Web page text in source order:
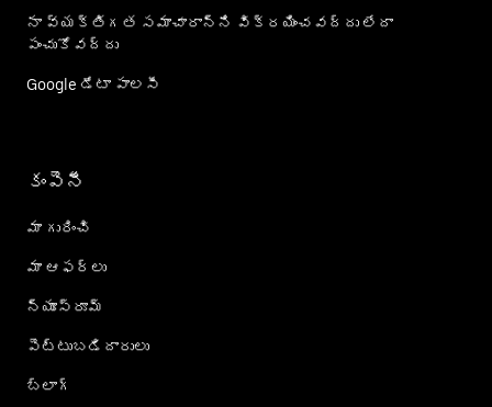
నా వ్యక్తిగత సమాచారాన్ని విక్రయించవద్దు లేదా
పంచుకోవద్దు
Google డేటా పాలసీ
కంపెనీ
మా గురించి
మా ఆఫర్లు
న్యూస్‌రూమ్
పెట్టుబడిదారులు
బ్లాగ్